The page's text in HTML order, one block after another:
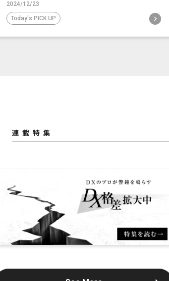
2024/12/23
Today's PICK UP
連載特集